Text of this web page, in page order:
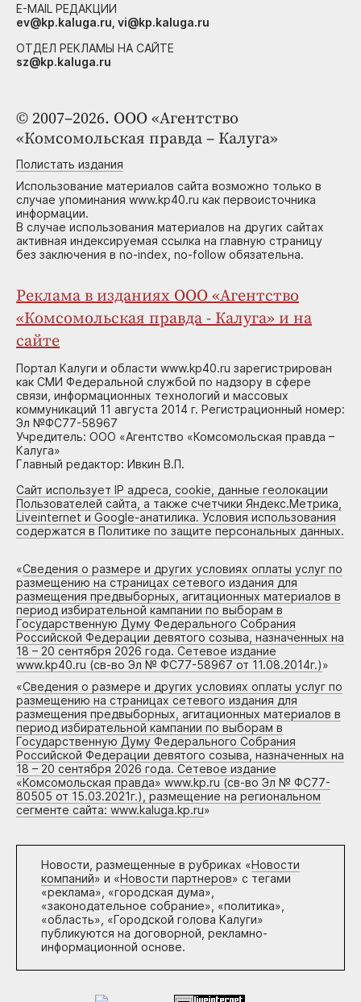
© 2007–2026. ООО «Агентство
«Комсомольская правда – Калуга»
Полистать издания
Использование материалов сайта возможно только в
случае упоминания www.kp40.ru как первоисточника
информации.
В случае использования материалов на других сайтах
активная индексируемая ссылка на главную страницу
без заключения в no-index, no-follow обязательна.
Реклама в изданиях ООО «Агентство
«Комсомольская правда - Калуга» и на
сайте
Портал Калуги и области www.kp40.ru зарегистрирован
как СМИ Федеральной службой по надзору в сфере
связи, информационных технологий и массовых
коммуникаций 11 августа 2014 г. Регистрационный номер:
Эл №ФС77-58967
Учредитель: ООО «Агентство «Комсомольская правда –
Калуга»
Главный редактор: Ивкин В.П.
Сайт использует IP адреса, cookie, данные геолокации
Пользователей сайта, а также счетчики Яндекс.Метрика,
Liveinternet и Google-анатилика. Условия использования
содержатся в Политике по защите персональных данных.
«Сведения о размере и других условиях оплаты услуг по
размещению на страницах сетевого издания для
размещения предвыборных, агитационных материалов в
период избирательной кампании по выборам в
Государственную Думу Федерального Собрания
Российской Федерации девятого созыва, назначенных на
18 – 20 сентября 2026 года. Сетевое издание
www.kp40.ru (св-во Эл № ФС77-58967 от 11.08.2014г.)»
«Сведения о размере и других условиях оплаты услуг по
размещению на страницах сетевого издания для
размещения предвыборных, агитационных материалов в
период избирательной кампании по выборам в
Государственную Думу Федерального Собрания
Российской Федерации девятого созыва, назначенных на
18 – 20 сентября 2026 года. Сетевое издание
«Комсомольская правда» www.kp.ru (св-во Эл № ФС77-
80505 от 15.03.2021г.), размещение на региональном
сегменте сайта: www.kaluga.kp.ru»
Новости, размещенные в рубриках «Новости
компаний» и «Новости партнеров» с тегами
«реклама», «городская дума»,
«законодательное собрание», «политика»,
«область», «Городской голова Калуги»
публикуются на договорной, рекламно-
информационной основе.
E-MAIL РЕДАКЦИИ
ev@kp.kaluga.ru, vi@kp.kaluga.ru
ОТДЕЛ РЕКЛАМЫ НА САЙТЕ
sz@kp.kaluga.ru